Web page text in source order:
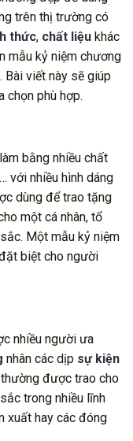
trên thị trường có
thức, chất liệu khác
mẫu kỷ niệm chương
Bài viết này sẽ giúp
chọn phù hợp.
bằng nhiều chất
với nhiều hình dáng
dùng để trao tặng
một cá nhân, tổ
Một mẫu kỷ niệm
biệt cho người
nhiều người ưa
nhân các dịp sự kiện
thường được trao cho
trong nhiều lĩnh
xuất hay các đóng